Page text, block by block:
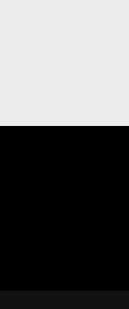
Twitter